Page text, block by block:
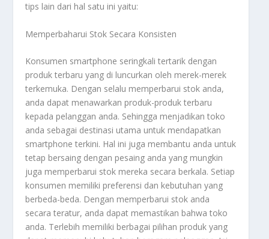
tips lain dari hal satu ini yaitu:
Memperbaharui Stok Secara Konsisten
Konsumen smartphone seringkali tertarik dengan
produk terbaru yang di luncurkan oleh merek-merek
terkemuka. Dengan selalu memperbarui stok anda,
anda dapat menawarkan produk-produk terbaru
kepada pelanggan anda. Sehingga menjadikan toko
anda sebagai destinasi utama untuk mendapatkan
smartphone terkini. Hal ini juga membantu anda untuk
tetap bersaing dengan pesaing anda yang mungkin
juga memperbarui stok mereka secara berkala. Setiap
konsumen memiliki preferensi dan kebutuhan yang
berbeda-beda. Dengan memperbarui stok anda
secara teratur, anda dapat memastikan bahwa toko
anda. Terlebih memiliki berbagai pilihan produk yang